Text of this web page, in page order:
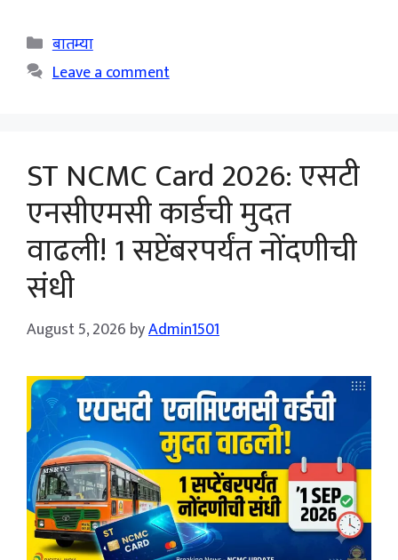
Categories
बातम्या
Leave a comment
ST NCMC Card 2026: एसटी
एनसीएमसी कार्डची मुदत
वाढली! 1 सप्टेंबरपर्यंत नोंदणीची
संधी
August 5, 2026 byAdmin1501